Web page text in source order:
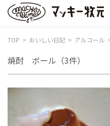
TOP おいしい日記 アルコール
焼酎 ボール （3件）